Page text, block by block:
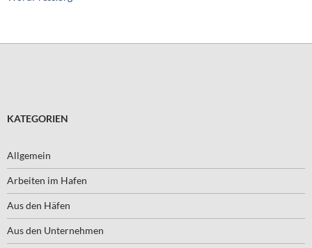
KATEGORIEN
Allgemein
Arbeiten im Hafen
Aus den Häfen
Aus den Unternehmen